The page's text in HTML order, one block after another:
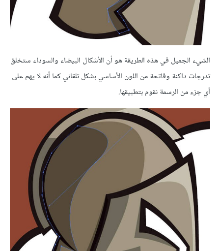
الشيء الجميل في هذه الطريقة هو أن الأشكال البيضاء والسوداء ستخلق
تدرجات داكنة وفاتحة من اللون الأساسي بشكل تلقائي كما أنه لا يهم على
أي جزء من الرسمة نقوم بتطبيقها.